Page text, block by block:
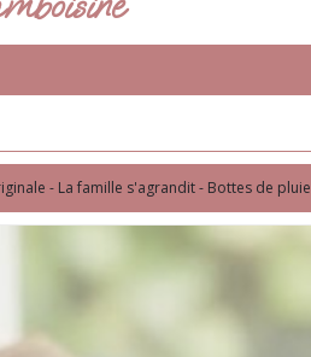
- La famille s'agrandit - Bottes de pluie